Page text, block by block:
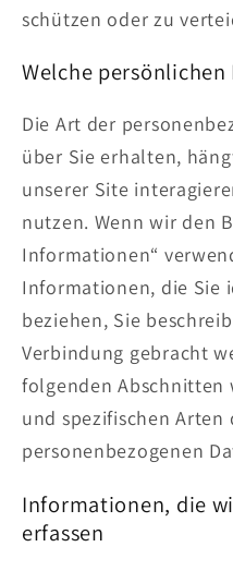
schützen oder zu
Welche
Die Art der
über Sie erhalten,
unserer Site
nutzen. Wenn wir den
Informationen“
Informationen, die Sie
beziehen, Sie
Verbindung gebracht
folgenden Abschnitten
und spezifischen Arten
personenbezogenen
Informationen, die
erfassen